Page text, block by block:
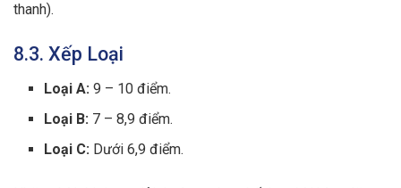
thanh).
8.3. Xếp Loại
Loại A: 9 – 10 điểm.
Loại B: 7 – 8,9 điểm.
Loại C: Dưới 6,9 điểm.